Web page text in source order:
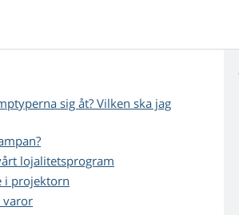
sig åt? Vilken ska jag
lojalitetsprogram
i projektorn
varor